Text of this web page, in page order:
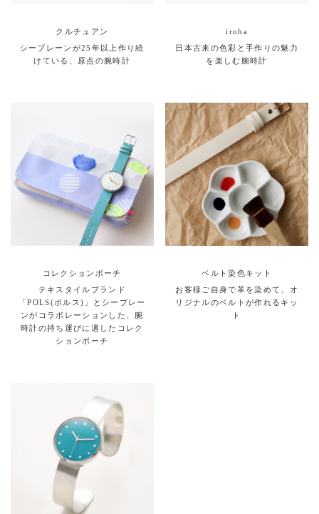
クルチュアン
シーブレーンが25年以上作り続
けている、原点の腕時計
iroha
日本古来の色彩と手作りの魅力
を楽しむ腕時計
コレクションポーチ
テキスタイルブランド
「POLS(ポルス)」とシーブレー
ンがコラボレーションした、腕
時計の持ち運びに適したコレク
ションポーチ
ベルト染色キット
お客様ご自身で革を染めて、オ
リジナルのベルトが作れるキッ
ト